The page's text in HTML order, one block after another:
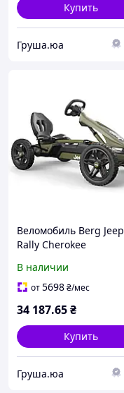
Купить
Груша.юа
Веломобиль Berg Jeep
Rally Cherokee
В наличии
от5698₴/мес
34 187.65₴
Купить
Груша.юа